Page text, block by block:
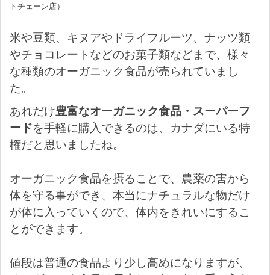
トチェーン店）
米や豆類、キヌアやドライフルーツ、ナッツ類
やチョコレートなどのお菓子類などまで、様々
な種類のオーガニック食品が売られていまし
た。
あれだけ豊富なオーガニック食品・スーパーフ
ードを手軽に購入できるのは、カナダにいる特
権だと思いましたね。
オーガニック食品を摂ることで、農薬の害から
体を守る事ができ、本当にナチュラルな物だけ
が体に入っていくので、体内をきれいにするこ
とができます。
値段は普通の食品より少し高めになりますが、